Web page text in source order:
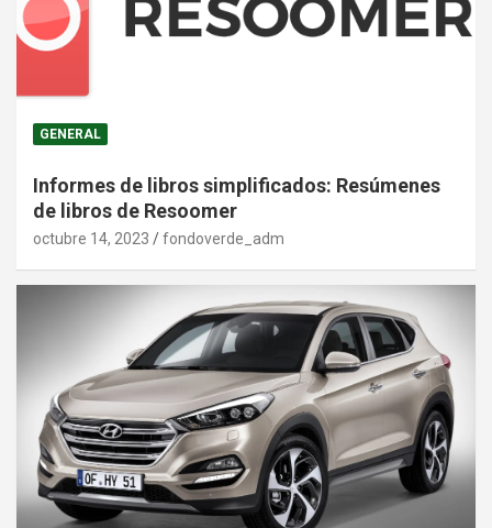
GENERAL
Informes de libros simplificados: Resúmenes
de libros de Resoomer
octubre 14, 2023 fondoverde_adm